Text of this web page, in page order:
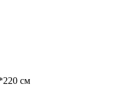
см